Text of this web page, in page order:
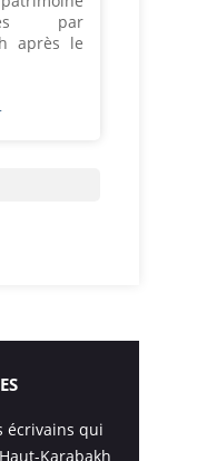
par
après le
écrivains qui
Karabakh